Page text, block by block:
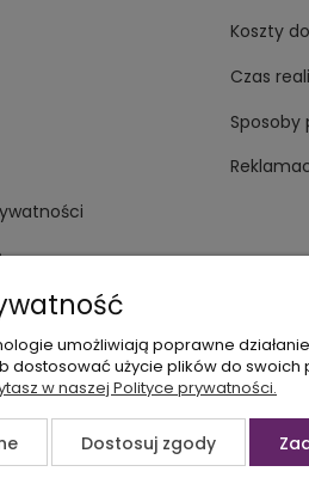
Koszty
Czas
Sposoby
umożliwiają poprawne
dostosować użycie plików do
w naszej Polityce prywatności.
Dostosuj zgody